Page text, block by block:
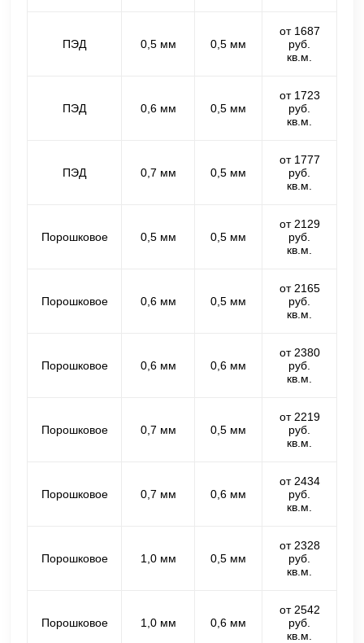
ПЭД 0,5 мм 0,5 мм
от 1687
руб.
кв.м.
ПЭД 0,6 мм 0,5 мм
от 1723
руб.
кв.м.
ПЭД 0,7 мм 0,5 мм
от 1777
руб.
кв.м.
Порошковое 0,5 мм 0,5 мм
от 2129
руб.
кв.м.
Порошковое 0,6 мм 0,5 мм
от 2165
руб.
кв.м.
Порошковое 0,6 мм 0,6 мм
от 2380
руб.
кв.м.
Порошковое 0,7 мм 0,5 мм
от 2219
руб.
кв.м.
Порошковое 0,7 мм 0,6 мм
от 2434
руб.
кв.м.
Порошковое 1,0 мм 0,5 мм
от 2328
руб.
кв.м.
Порошковое 1,0 мм 0,6 мм
от 2542
руб.
кв.м.